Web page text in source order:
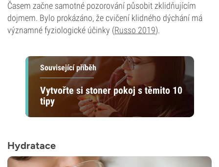
Časem začne samotné pozorování působit zklidňujícím
dojmem. Bylo prokázáno, že cvičení klidného dýchání má
významné fyziologické účinky (Russo 2019).
Související příběh
Vytvořte si stoner pokoj s těmito 10
tipy
Hydratace